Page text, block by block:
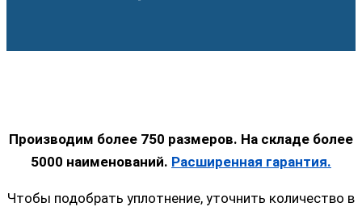
Производим более 750 размеров. На складе более
5000 наименований. Расширенная гарантия.
Чтобы подобрать уплотнение, уточнить количество в